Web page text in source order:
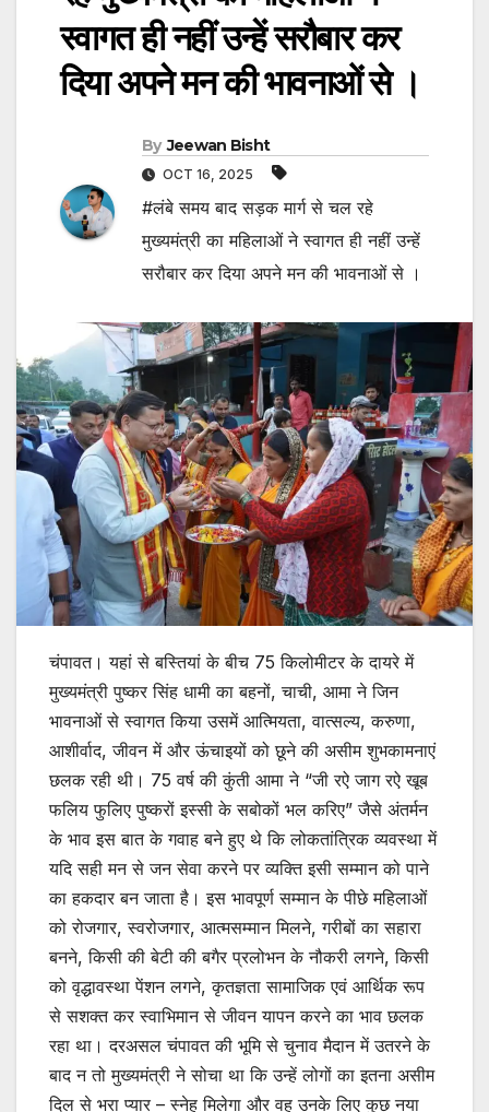
स्वागत ही नहीं उन्हें सरौबार कर
दिया अपने मन की भावनाओं से ।
By Jeewan Bisht
OCT 16, 2025
#लंबे समय बाद सड़क मार्ग से चल रहे
मुख्यमंत्री का महिलाओं ने स्वागत ही नहीं उन्हें
सरौबार कर दिया अपने मन की भावनाओं से ।
चंपावत। यहां से बस्तियां के बीच 75 किलोमीटर के दायरे में
मुख्यमंत्री पुष्कर सिंह धामी का बहनों, चाची, आमा ने जिन
भावनाओं से स्वागत किया उसमें आत्मियता, वात्सल्य, करुणा,
आशीर्वाद, जीवन में और ऊंचाइयों को छूने की असीम शुभकामनाएं
छलक रही थी। 75 वर्ष की कुंती आमा ने “जी रऐ जाग रऐ खूब
फलिय फुलिए पुष्करों इस्सी के सबोकों भल करिए” जैसे अंतर्मन
के भाव इस बात के गवाह बने हुए थे कि लोकतांत्रिक व्यवस्था में
यदि सही मन से जन सेवा करने पर व्यक्ति इसी सम्मान को पाने
का हकदार बन जाता है। इस भावपूर्ण सम्मान के पीछे महिलाओं
को रोजगार, स्वरोजगार, आत्मसम्मान मिलने, गरीबों का सहारा
बनने, किसी की बेटी की बगैर प्रलोभन के नौकरी लगने, किसी
को वृद्धावस्था पेंशन लगने, कृतज्ञता सामाजिक एवं आर्थिक रूप
से सशक्त कर स्वाभिमान से जीवन यापन करने का भाव छलक
रहा था‌। दरअसल चंपावत की भूमि से चुनाव मैदान में उतरने के
बाद न तो मुख्यमंत्री ने सोचा था कि उन्हें लोगों का इतना असीम
दिल से भरा प्यार – स्नेह मिलेगा और वह उनके लिए कुछ नया